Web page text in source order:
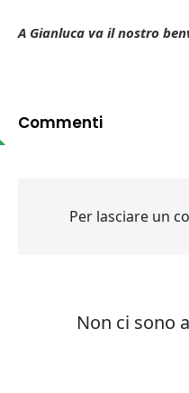
A Gianluca va il nostro
Commenti